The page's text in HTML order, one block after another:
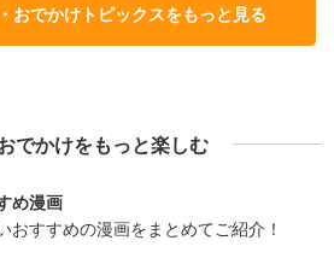
おでかけトピックスをもっと見る
でかけをもっと楽しむ
め漫画
おすすめの漫画をまとめてご紹介！